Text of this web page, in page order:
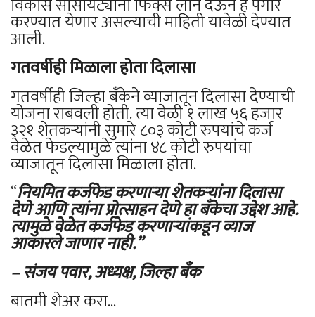
विकास सोसायट्यांना फिक्स लोन देऊन हे पगार
करण्यात येणार असल्याची माहिती यावेळी देण्यात
आली.
गतवर्षीही मिळाला होता दिलासा
गतवर्षीही जिल्हा बँकेने व्याजातून दिलासा देण्याची
योजना राबवली होती. त्या वेळी १ लाख ५६ हजार
३२१ शेतकऱ्यांनी सुमारे ८०३ कोटी रुपयांचे कर्ज
वेळेत फेडल्यामुळे त्यांना ४८ कोटी रुपयांचा
व्याजातून दिलासा मिळाला होता.
“नियमित कर्जफेड करणाऱ्या शेतकऱ्यांना दिलासा
देणे आणि त्यांना प्रोत्साहन देणे हा बँकेचा उद्देश आहे.
त्यामुळे वेळेत कर्जफेड करणाऱ्यांकडून व्याज
आकारले जाणार नाही.”
– संजय पवार, अध्यक्ष, जिल्हा बँक
बातमी शेअर करा...